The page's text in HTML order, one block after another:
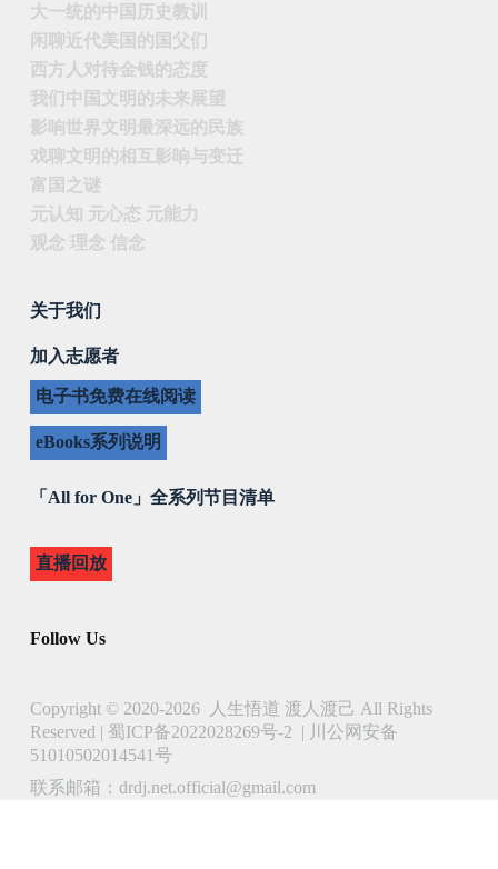
大一统的中国历史教训
闲聊近代美国的国父们
西方人对待金钱的态度
我们中国文明的未来展望
影响世界文明最深远的民族
戏聊文明的相互影响与变迁
富国之谜
元认知 元心态 元能力
观念 理念 信念
关于我们
加入志愿者
电子书免费在线阅读
eBooks系列说明
「All for One」全系列节目清单
直播回放
Follow Us
Copyright © 2020-2026 人生悟道 渡人渡己 All Rights
Reserved | 蜀ICP备2022028269号-2 |
川公网安备
51010502014541号
联系邮箱：drdj.net.official@gmail.com